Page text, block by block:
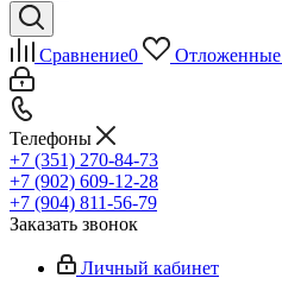
Сравнение0 Отложенные
Телефоны
+7 (351) 270-84-73
+7 (902) 609-12-28
+7 (904) 811-56-79
Заказать звонок
Личный кабинет